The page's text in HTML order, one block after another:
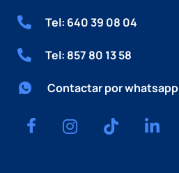
Tel: 640 39 08 04
Tel: 857 80 13 58
Contactar por whatsapp